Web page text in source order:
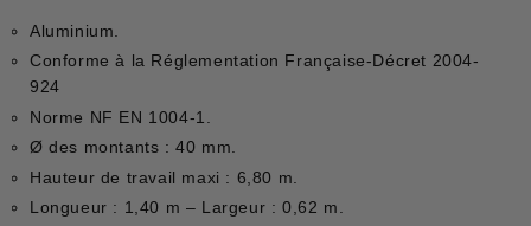
Aluminium.
Conforme à la Réglementation Française-Décret 2004-
924
Norme NF EN 1004-1.
Ø des montants : 40 mm.
Hauteur de travail maxi : 6,80 m.
Longueur : 1,40 m – Largeur : 0,62 m.